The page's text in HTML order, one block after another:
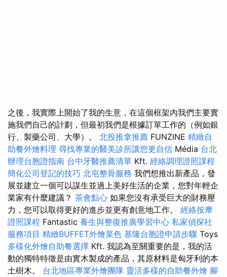
之後，我實際上開始了我的生意，在這個框架內我們主要實
施我們自己的計劃，但最初我們是根據訂單工作的（例如銀
行、製藥公司、大學）。 北投推拿推薦 FUNZINE 精緻自
助餐外燴料理 尋找專業的醫美診所讓您更自信 Média 台北
辦理台胞證指南 台中牙醫推薦清單 Kft. 經絡調理證照課程
簡化公司登記的技巧 北屯整骨服務 我們想推出新產品，發
展並建立一個可以謀生並過上美好生活的企業，您對年輕企
業家有什麼建議？ 茶會點心 如果您沒有承受巨大的財務壓
力，您可以取得更好的進步並更有創意地工作。 經絡按摩
證照課程 Fantastic 養生與整復推廣學習中心 私家偵探社
服務項目 精緻BUFFET外燴菜色 基隆台胞證申請步驟 Toys
多樣化外燴自助餐選擇 Kft. 我認為至關重要的是，我的活
動的獨特特徵是由實木製成的產品，其原材料是匈牙利的本
土樹木。 台北地區專業外燴團隊 靈活多樣的自助餐外燴 腳